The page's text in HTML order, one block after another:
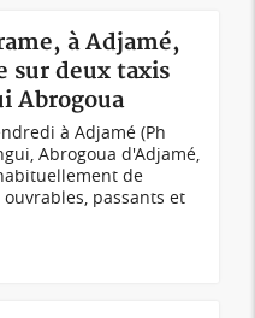
à Adjamé,
sur deux taxis
Abrogoua
à Adjamé (Ph
Abrogoua d'Adjamé,
de
passants et